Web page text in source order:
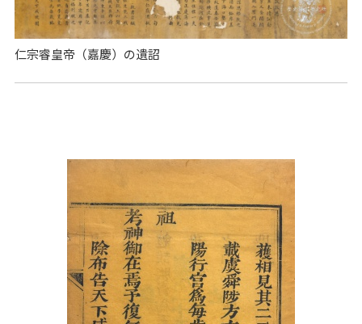
仁宗睿皇帝（嘉慶）の遺詔